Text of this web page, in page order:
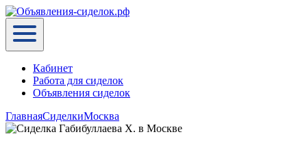
Кабинет
Работа для сиделок
Объявления сиделок
ГлавнаяСиделкиМосква